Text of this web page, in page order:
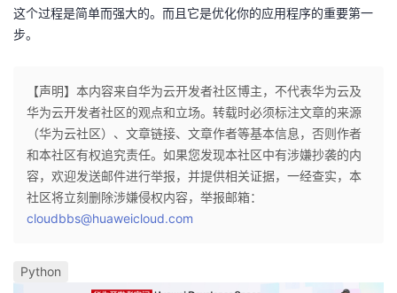
这个过程是简单而强大的。而且它是优化你的应用程序的重要第一
步。
【声明】本内容来自华为云开发者社区博主，不代表华为云及
华为云开发者社区的观点和立场。转载时必须标注文章的来源
（华为云社区）、文章链接、文章作者等基本信息，否则作者
和本社区有权追究责任。如果您发现本社区中有涉嫌抄袭的内
容，欢迎发送邮件进行举报，并提供相关证据，一经查实，本
社区将立刻删除涉嫌侵权内容，举报邮箱：
cloudbbs@huaweicloud.com
Python